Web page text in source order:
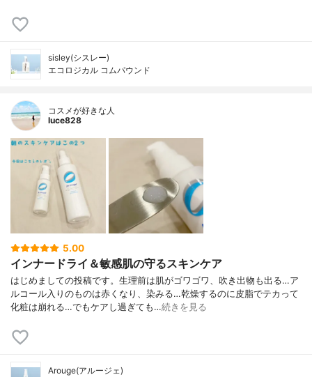
sisley(シスレー)
エコロジカル コムパウンド
コスメが好きな人
luce828
5.00
インナードライ＆敏感肌の守るスキンケア
はじめましての投稿です。生理前は肌がゴワゴワ、吹き出物も出る…ア
ルコール入りのものは赤くなり、染みる…乾燥するのに皮脂でテカって
化粧は崩れる…でもケアし過ぎても…続きを見る
Arouge(アルージェ)